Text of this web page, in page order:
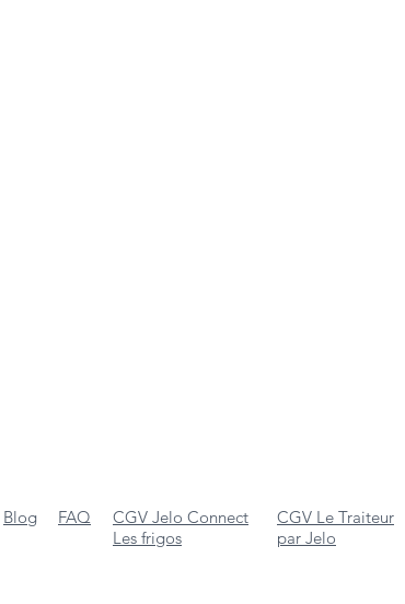
Blog FAQ
CGV Jelo Connect
Les frigos
CGV Le Traiteur
par Jelo